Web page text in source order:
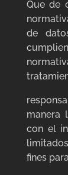
Que de
de
manera
con el
fines